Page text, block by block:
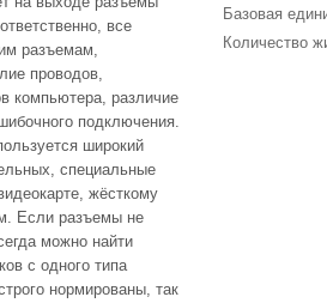
все
разъемам,
проводов,
компьютера, различие
подключения.
широкий
специальные
жёсткому
Если разъемы не
можно найти
с одного типа
нормированы, так
Базовая
Количество